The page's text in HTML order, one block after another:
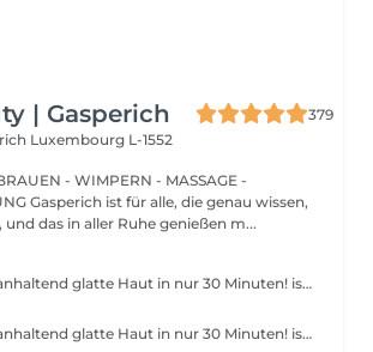
| Gasperich
379
Luxembourg L-1552
- WIMPERN - MASSAGE -
wissen,
und das in aller Ruhe genießen m...
Erhalten Sie langanhaltend glatte Haut in nur 30 Minuten! ist eine Methode zur Haarentfernung, bei der die Haare mitsamt der Haarfollikel mit warmem Wachs herausgezogen werden. Wie wird die Wachs-Epilation durchgeführt? - Vorbereitung (die Kosmetikerin trägt eine spezielle antiseptische Lotion auf die Haut auf) - Wachs wird aufgetragen (die Wachsmischung wird auf eine bestimmte Temperatur erhitzt und anschließend mit einem Holzspatel auf die Haut aufgetragen) - Enthaarung (nachdem das Wachs ausgehärtet ist, entfernt die Kosmetikerin die Wachsstreifen mit den Haaren durch scharfe Bewegungen) - Wachsreste werden entfernt (Wachsreste werden entfernt und Aloe-Vera-Creme wird aufgetragen) Altersbeschränkungen: empfohlenes Mindestalter ab 14 Jahren. Empfehlungen nach dem Eingriff: es wird empfohlen, innerhalb von 12 Stunden nach dem Eingriff kein heißes Bad zu nehmen, keine Sauna zu besuchen und nicht im Pool zu schwimmen, da dies zu Reizungen führen kann. Frequenz: einmal in 4 Wochen.
Erhalten Sie langanhaltend glatte Haut in nur 30 Minuten! ist eine Methode zur Haarentfernung, bei der die Haare mitsamt der Haarfollikel mit warmem Wachs herausgezogen werden. Wie wird die Wachs-Epilation durchgeführt? - Vorbereitung (die Kosmetikerin trägt eine spezielle antiseptische Lotion auf die Haut auf) - Wachs wird aufgetragen (die Wachsmischung wird auf eine bestimmte Temperatur erhitzt und anschließend mit einem Holzspatel auf die Haut aufgetragen) - Enthaarung (nachdem das Wachs ausgehärtet ist, entfernt die Kosmetikerin die Wachsstreifen mit den Haaren durch scharfe Bewegungen) - Wachsreste werden entfernt (Wachsreste werden entfernt und Aloe-Vera-Creme wird aufgetragen) Altersbeschränkungen: empfohlenes Mindestalter ab 14 Jahren. Empfehlungen nach dem Eingriff: es wird empfohlen, innerhalb von 12 Stunden nach dem Eingriff kein heißes Bad zu nehmen, keine Sauna zu besuchen und nicht im Pool zu schwimmen, da dies zu Reizungen führen kann. Frequenz: einmal in 4 Wochen.